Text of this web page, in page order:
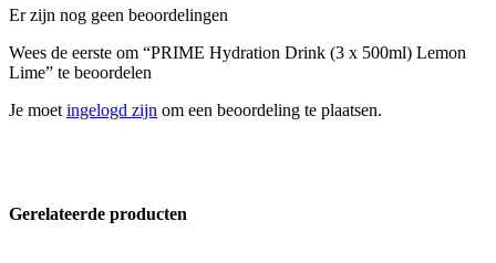
Er zijn nog geen beoordelingen
Wees de eerste om “PRIME Hydration Drink (3 x 500ml) Lemon
Lime” te beoordelen
Je moet ingelogd zijn om een beoordeling te plaatsen.
Gerelateerde producten